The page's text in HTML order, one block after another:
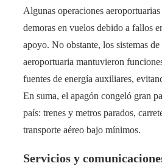
Algunas operaciones
demoras en vuelos debido a fallos
apoyo. No obstante, los sistemas de
aeroportuaria mantuvieron
fuentes de energía auxiliares,
En suma, el apagón congeló gran
país: trenes y metros parados,
transporte aéreo bajo mínimos.
Servicios y